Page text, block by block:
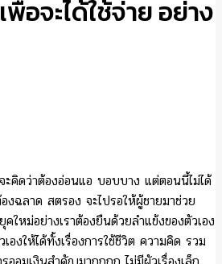
อจะได้ใช้จ่าย อย่าง
คิดว่าต้องอ่อนแอ บอบบาง แต่ตอนนี้ไม่ได้
ฉลาด สตรอง จะไปรอให้ผู้ชายมาช่วย
หม่อย่างเราต้องยืนด้วยลำแข้งของตัวเอง
องให้ได้ทั้งเรื่องการใช้ชีวิต ความคิด รวม